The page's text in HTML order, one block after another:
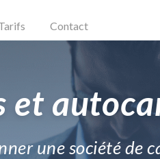
Contact
une société de